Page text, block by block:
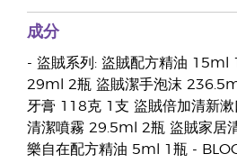
成分
- 盜賊系列: 盜賊配方精油 15ml
29ml 2瓶 盜賊潔手泡沫
牙膏 118克 1支 盜賊倍加清新
清潔噴霧 29.5ml 2瓶 盜賊家居
樂自在配方精油 5ml 1瓶 -